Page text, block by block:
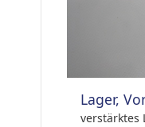
Lager,
verstärktes